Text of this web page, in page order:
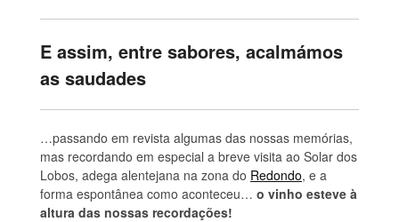
E assim, entre sabores, acalmámos
as saudades
…passando em revista algumas das nossas memórias,
mas recordando em especial a breve visita ao Solar dos
Lobos, adega alentejana na zona do Redondo, e a
forma espontânea como aconteceu… o vinho esteve à
altura das nossas recordações!